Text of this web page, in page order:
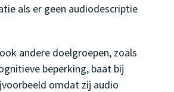
als er geen audiodescriptie
andere doelgroepen, zoals
beperking, baat bij
omdat zij audio